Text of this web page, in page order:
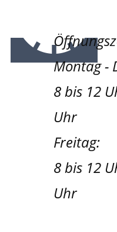
Montag -
8 bis 12
Uhr
Freitag:
8 bis 12
Uhr